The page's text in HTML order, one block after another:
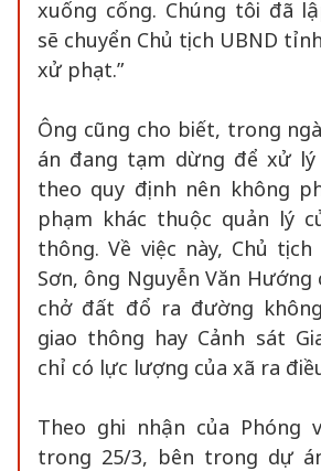
xuống cống. Chúng tôi đã
sẽ chuyển Chủ tịch UBND
xử phạt.”
Ông cũng cho biết, trong
án đang tạm dừng để xử
theo quy định nên không
phạm khác thuộc quản lý
thông. Về việc này, Chủ tịch
Sơn, ông Nguyễn Văn Hướng
chở đất đổ ra đường
giao thông hay Cảnh sát
chỉ có lực lượng của xã ra
Theo ghi nhận của Phóng
trong 25/3, bên trong dự